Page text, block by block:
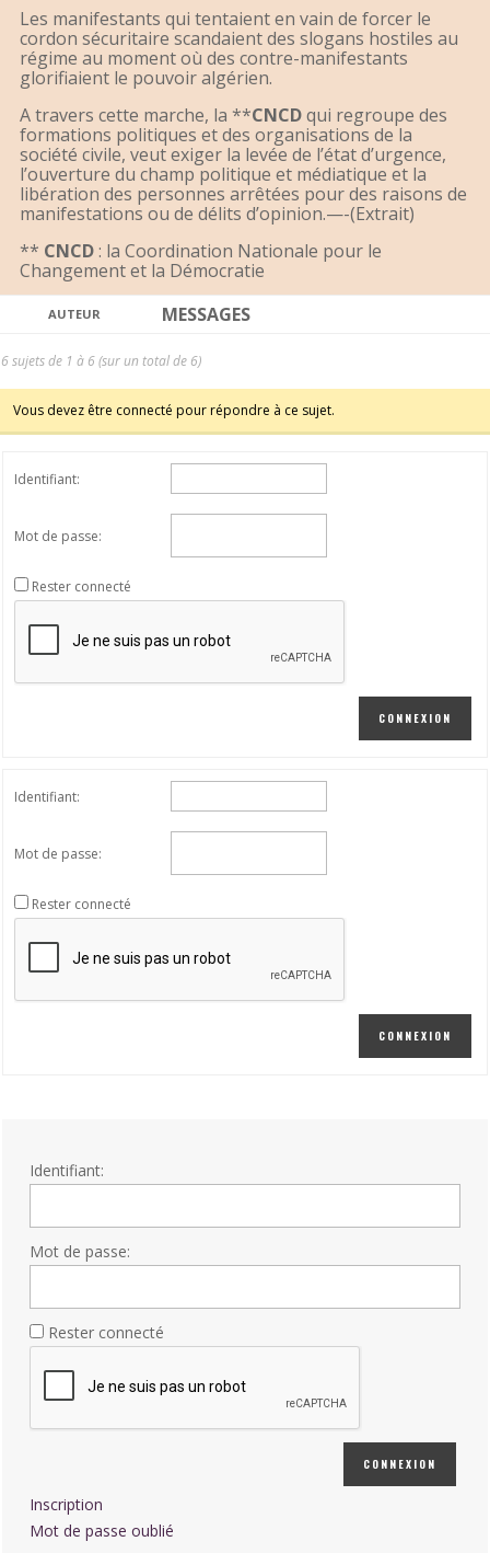
Les manifestants qui tentaient en vain de forcer le
cordon sécuritaire scandaient des slogans hostiles au
régime au moment où des contre-manifestants
glorifiaient le pouvoir algérien.
A travers cette marche, la **CNCDqui regroupe des
formations politiques et des organisations de la
société civile, veut exiger la levée de l’état d’urgence,
l’ouverture du champ politique et médiatique et la
libération des personnes arrêtées pour des raisons de
manifestations ou de délits d’opinion.—-(Extrait)
** CNCD: la Coordination Nationale pour le
Changement et la Démocratie
AUTEUR MESSAGES
6 sujets de 1 à 6 (sur un total de 6)
Vous devez être connecté pour répondre à ce sujet.
Identifiant:
Mot de passe:
Rester connecté
CONNEXION
Identifiant:
Mot de passe:
Rester connecté
CONNEXION
Identifiant:
Mot de passe:
Rester connecté
CONNEXION
Inscription
Mot de passe oublié